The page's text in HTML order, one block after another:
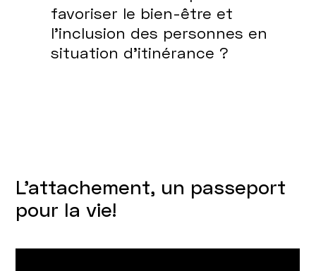
favoriser le bien-être et
l’inclusion des personnes en
situation d’itinérance ?
L'attachement, un passeport
pour la vie!